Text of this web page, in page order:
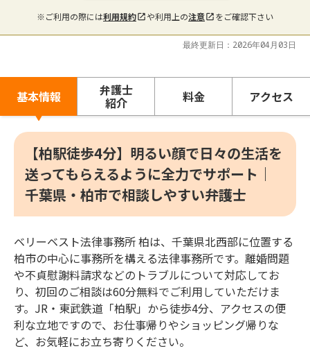
※ご利用の際には利用規約 や利用上の注意 をご確認下さい
最終更新日：2026年04月03日
基本情報 弁護士
紹介 料金 アクセス
【柏駅徒歩4分】明るい顔で日々の生活を
送ってもらえるように全力でサポート｜
千葉県・柏市で相談しやすい弁護士
ベリーベスト法律事務所 柏は、千葉県北西部に位置する
柏市の中心に事務所を構える法律事務所です。離婚問題
や不貞慰謝料請求などのトラブルについて対応してお
り、初回のご相談は60分無料でご利用していただけま
す。JR・東武鉄道「柏駅」から徒歩4分、アクセスの便
利な立地ですので、お仕事帰りやショッピング帰りな
ど、お気軽にお立ち寄りください。